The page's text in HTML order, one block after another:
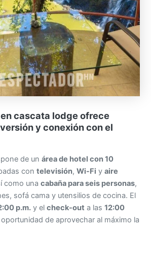
cascata lodge ofrece
y conexión con el
de unárea de hotel con 10
contelevisión,Wi-Fi yaire
como unacabaña para seis personas,
sofá cama y utensilios de cocina. El
p.m. y elcheck-out a las12:00
de aprovechar al máximo la